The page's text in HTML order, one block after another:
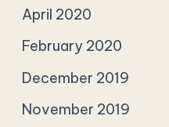
April 2020
February 2020
December 2019
November 2019